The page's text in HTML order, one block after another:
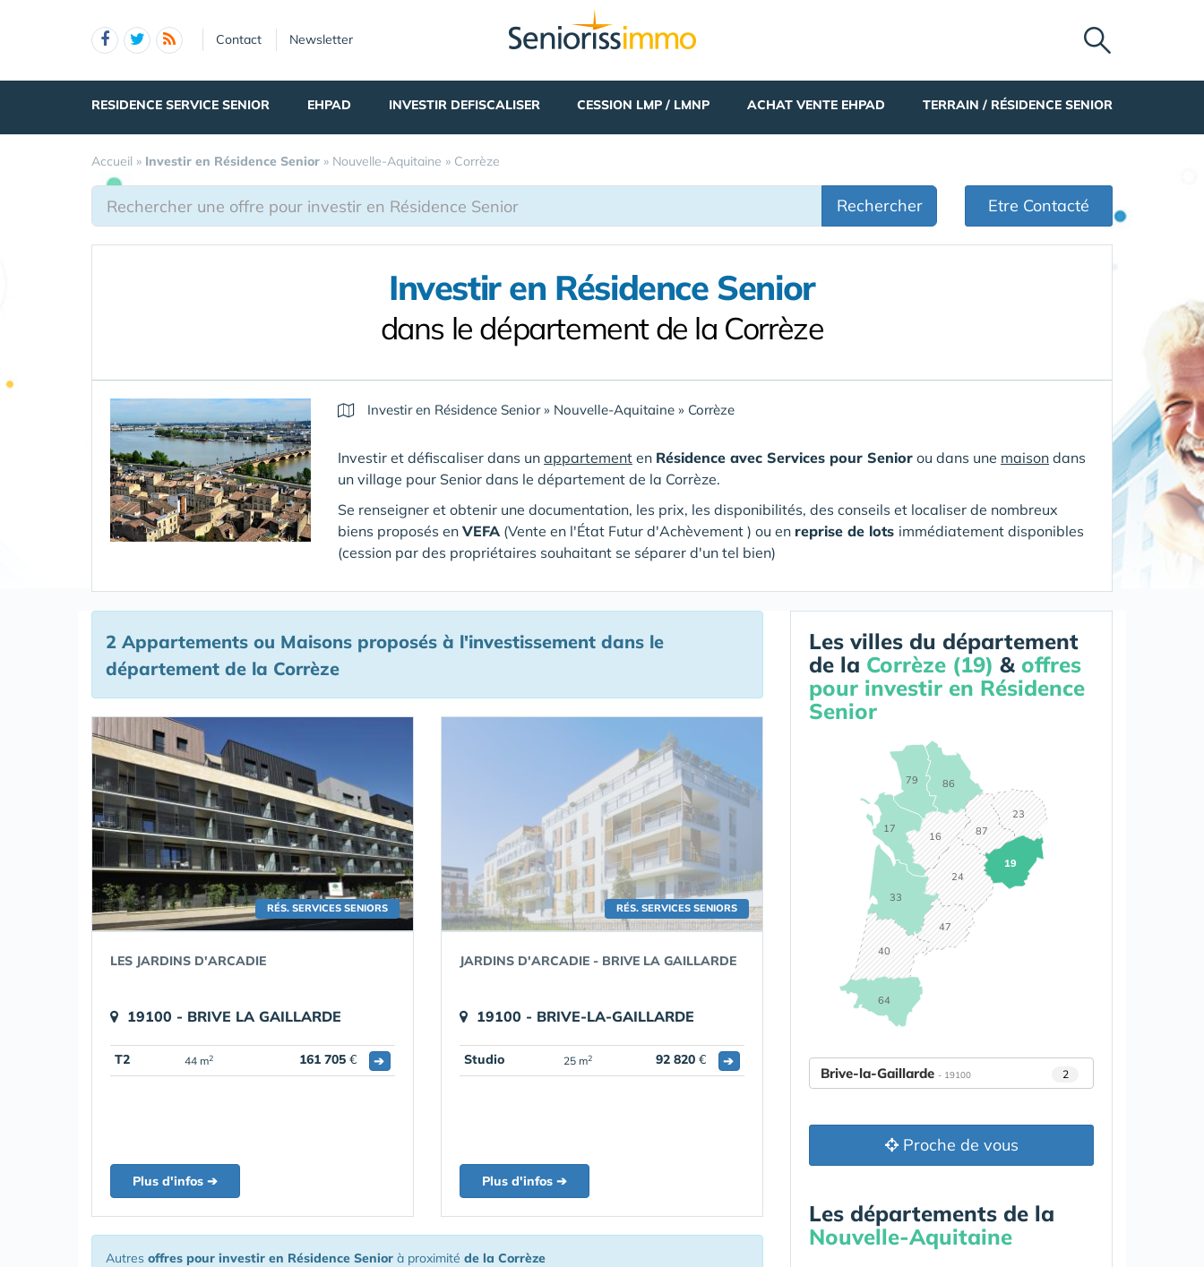
Contact Newsletter
RESIDENCE SERVICE SENIOR EHPAD INVESTIR DEFISCALISER CESSION LMP / LMNP ACHAT VENTE EHPAD TERRAIN / RÉSIDENCE SENIOR
Accueil » Investir en Résidence Senior » Nouvelle-Aquitaine » Corrèze
Rechercher Etre Contacté
Investir en Résidence Senior
dans le département de la Corrèze
Investir en Résidence Senior» Nouvelle-Aquitaine » Corrèze
Investir et défiscaliser dans un appartement en Résidence avec Services pour Senior ou dans une maison dans
un village pour Senior dans le département de la Corrèze.
Se renseigner et obtenir une documentation, les prix, les disponibilités, des conseils et localiser de nombreux
biens proposés en VEFA (Vente en l'État Futur d'Achèvement ) ou en reprise de lots immédiatement disponibles
(cession par des propriétaires souhaitant se séparer d'un tel bien)
2 Appartements ou Maisons proposés à l'investissement dans le
département de la Corrèze
RÉS. SERVICES SENIORS
LES JARDINS D'ARCADIE
19100 - BRIVE LA GAILLARDE
T2 44 m2 161 705 € ➔
Plus d'infos ➔
RÉS. SERVICES SENIORS
JARDINS D'ARCADIE - BRIVE LA GAILLARDE
19100 - BRIVE-LA-GAILLARDE
Studio 25 m2 92 820 € ➔
Plus d'infos ➔
Autres offres pour investir en Résidence Senior à proximité de la Corrèze
Les villes du département
de la Corrèze (19) & offres
pour investir en Résidence
Senior
16
17
19
23
24
33
40
47
64
79 86
87
Brive-la-Gaillarde - 19100 2
Proche de vous
Les départements de la
Nouvelle-Aquitaine